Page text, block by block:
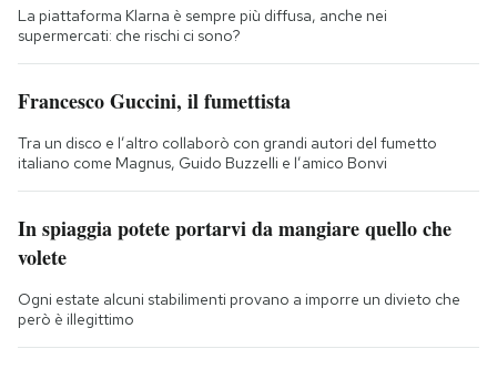
La piattaforma Klarna è sempre più diffusa, anche nei
supermercati: che rischi ci sono?
Francesco Guccini, il fumettista
Tra un disco e l’altro collaborò con grandi autori del fumetto
italiano come Magnus, Guido Buzzelli e l’amico Bonvi
In spiaggia potete portarvi da mangiare quello che
volete
Ogni estate alcuni stabilimenti provano a imporre un divieto che
però è illegittimo